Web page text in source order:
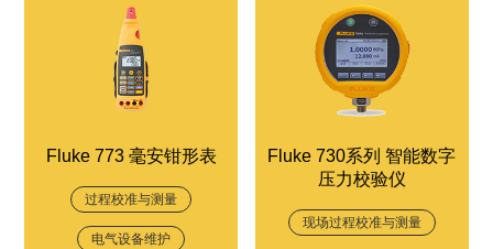
Fluke 773 毫安钳形表
过程校准与测量
电气设备维护
Fluke 730系列 智能数字
压力校验仪
现场过程校准与测量